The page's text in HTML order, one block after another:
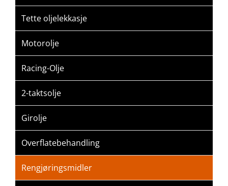
Tette oljelekkasje
Motorolje
Racing-Olje
2-taktsolje
Girolje
Overflatebehandling
Rengjøringsmidler